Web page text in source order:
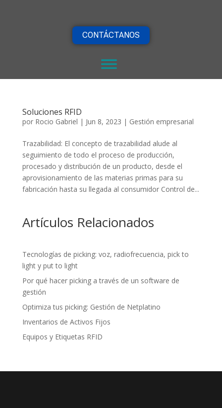
CONTÁCTANOS
Soluciones RFID
por Rocio Gabriel | Jun 8, 2023 | Gestión empresarial
Trazabilidad: El concepto de trazabilidad alude al
seguimiento de todo el proceso de producción,
procesado y distribución de un producto, desde el
aprovisionamiento de las materias primas para su
fabricación hasta su llegada al consumidor Control de...
Artículos Relacionados
Tecnologías de picking: voz, radiofrecuencia, pick to
light y put to light
Por qué hacer picking a través de un software de
gestión
Optimiza tus picking: Gestión de Netplatino
Inventarios de Activos Fijos
Equipos y Etiquetas RFID